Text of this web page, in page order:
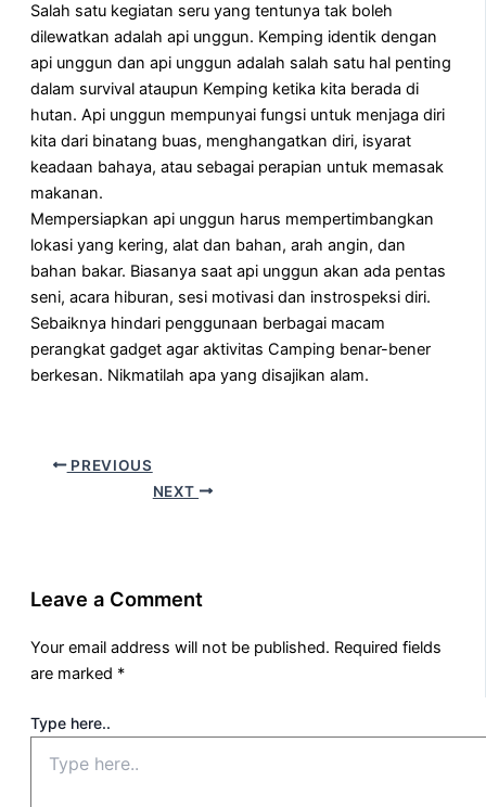
Salah satu kegiatan seru yang tentunya tak boleh
dilewatkan adalah api unggun. Kemping identik dengan
api unggun dan api unggun adalah salah satu hal penting
dalam survival ataupun Kemping ketika kita berada di
hutan. Api unggun mempunyai fungsi untuk menjaga diri
kita dari binatang buas, menghangatkan diri, isyarat
keadaan bahaya, atau sebagai perapian untuk memasak
makanan.
Mempersiapkan api unggun harus mempertimbangkan
lokasi yang kering, alat dan bahan, arah angin, dan
bahan bakar. Biasanya saat api unggun akan ada pentas
seni, acara hiburan, sesi motivasi dan instrospeksi diri.
Sebaiknya hindari penggunaan berbagai macam
perangkat gadget agar aktivitas Camping benar-bener
berkesan. Nikmatilah apa yang disajikan alam.
PREVIOUS
NEXT
Leave a Comment
Your email address will not be published. Required fields
are marked *
Type here..